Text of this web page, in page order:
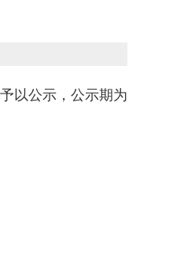
以公示，公示期为